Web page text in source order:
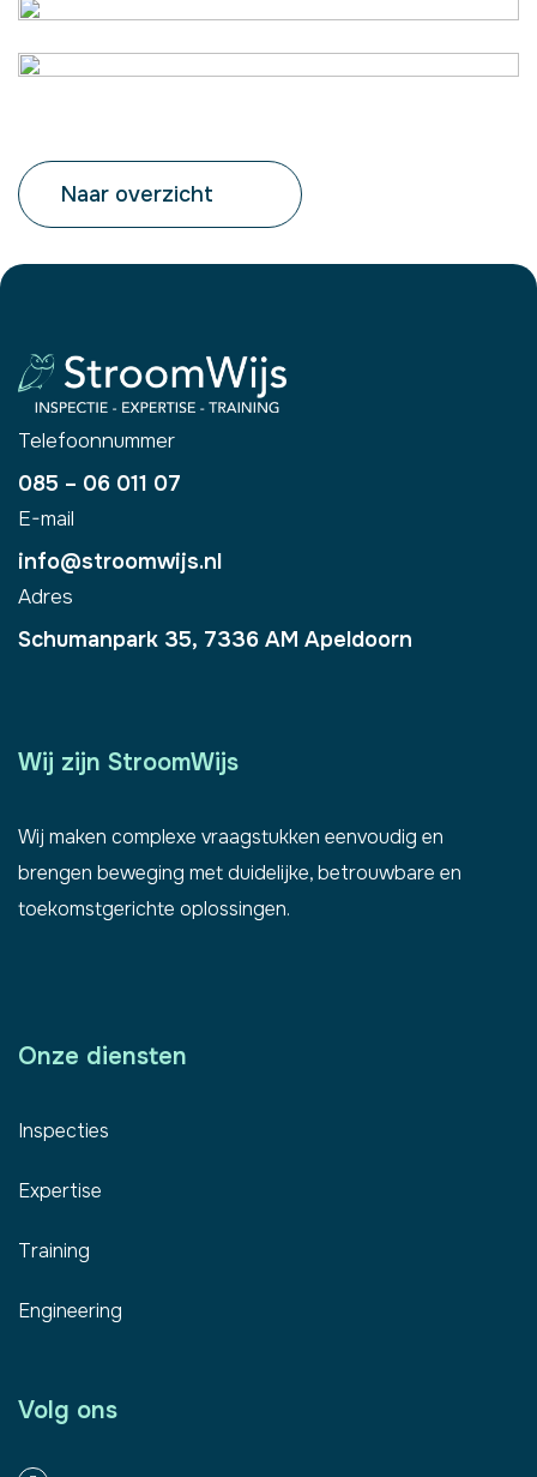
Naar overzicht
Telefoonnummer
085 – 06 011 07
E-mail
info@stroomwijs.nl
Adres
​Schumanpark 35, 7336 AM Apeldoorn
Wij zijn StroomWijs
Wij maken complexe vraagstukken eenvoudig en
brengen beweging met duidelijke, betrouwbare en
toekomstgerichte oplossingen.
Onze diensten
Inspecties
Expertise
Training
Engineering
Volg ons